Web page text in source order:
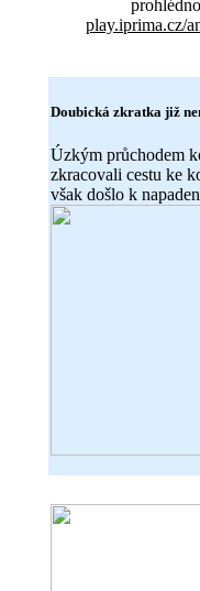
play.iprima.cz/
Doubická zkratka již
Úzkým průchodem
zkracovali cestu ke
však došlo k